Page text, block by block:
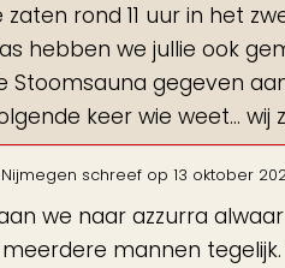
zaten rond 11 uur in het
hebben we jullie ook
Stoomsauna gegeven
keer wie weet... wij
Nijmegen schreef op 13 oktober
we naar azzurra
mannen tegelijk.